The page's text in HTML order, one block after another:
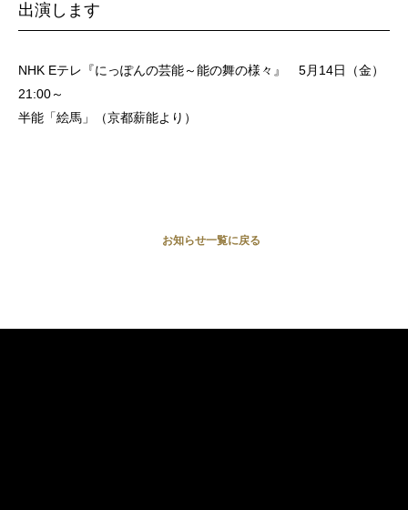
出演します
NHK Eテレ『にっぽんの芸能～能の舞の様々』 5月14日（金）
21:00～
半能「絵馬」（京都薪能より）
お知らせ一覧に戻る